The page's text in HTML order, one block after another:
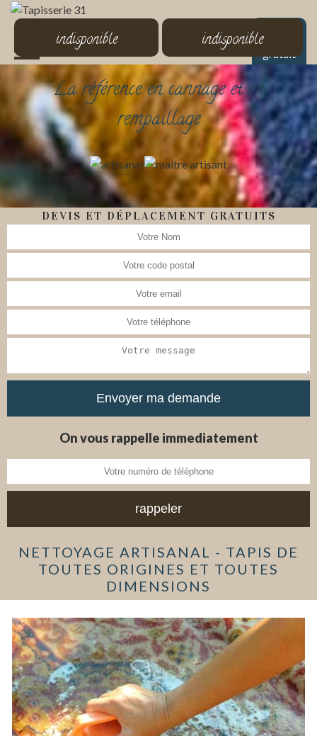
Devis
gratuit
indisponible indisponible
La référence en cannage et en
rempaillage
DEVIS ET DÉPLACEMENT GRATUITS
On vous rappelle immediatement
NETTOYAGE ARTISANAL - TAPIS DE
TOUTES ORIGINES ET TOUTES
DIMENSIONS